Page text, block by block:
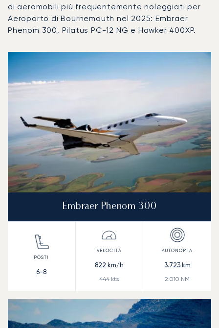
di aeromobili più frequentemente noleggiati per
Aeroporto di Bournemouth nel 2025: Embraer
Phenom 300, Pilatus PC-12 NG e Hawker 400XP.
Foto dell'aeromobileModello di aeromobile
Posti
Velocità (km/h)
Velocità (nodi)
Autonomia (NM)
Embraer Phenom 300
6-8
822 km/h
444 kts
3.723km
2.010 NM